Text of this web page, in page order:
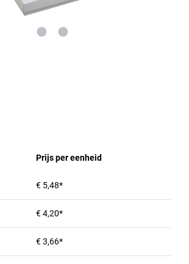
Prijs per eenheid
€ 5,48*
€ 4,20*
€ 3,66*